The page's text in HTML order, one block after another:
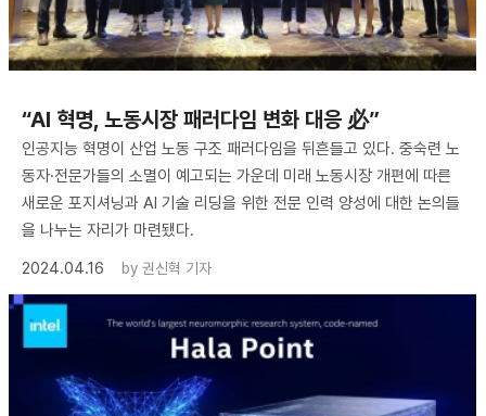
“AI 혁명, 노동시장 패러다임 변화 대응 必”
인공지능 혁명이 산업 노동 구조 패러다임을 뒤흔들고 있다. 중숙련 노
동자·전문가들의 소멸이 예고되는 가운데 미래 노동시장 개편에 따른
새로운 포지셔닝과 AI 기술 리딩을 위한 전문 인력 양성에 대한 논의들
을 나누는 자리가 마련됐다.
2024.04.16
by 권신혁 기자